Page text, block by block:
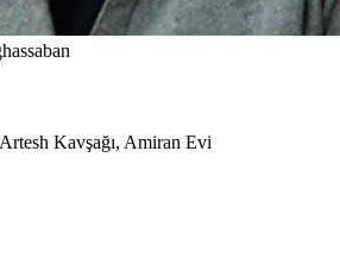
Kavşağı, Amiran Evi